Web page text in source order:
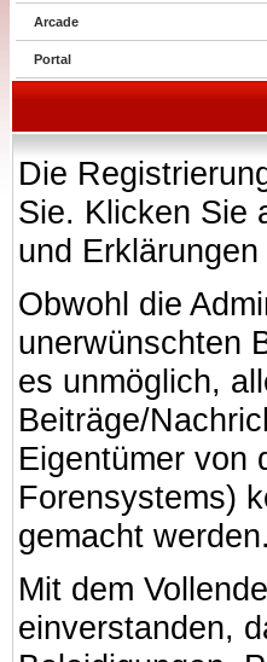
Arcade
Portal
Die
Sie. Klicken Sie
und
Obwohl die
unerwünschten
es unmöglich,
Beiträge/
Eigentümer von
Forensystems)
gemacht werden.
Mit dem
einverstanden,